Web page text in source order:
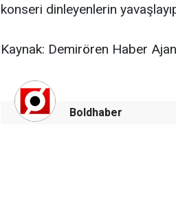
konseri dinleyenlerin
Kaynak: Demirören Haber
Boldhaber